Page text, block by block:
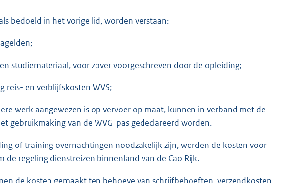
bedoeld in het vorige lid, worden verstaan:
studiemateriaal, voor zover voorgeschreven door de opleiding;
reis- en verblijfskosten WVS;
werk aangewezen is op vervoer op maat, kunnen in verband met de
gebruikmaking van de WVG-pas gedeclareerd worden.
of training overnachtingen noodzakelijk zijn, worden de kosten voor
regeling dienstreizen binnenland van de Cao Rijk.
de kosten gemaakt ten behoeve van schrijfbehoeften, verzendkosten,